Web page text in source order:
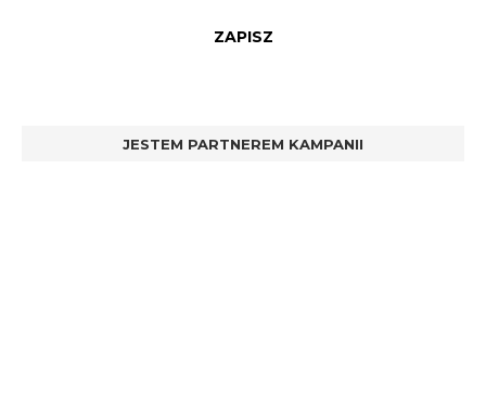
JESTEM PARTNEREM KAMPANII